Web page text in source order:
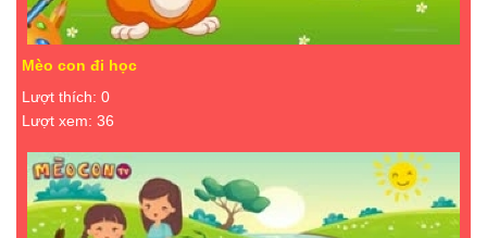
Mèo con đi học
Lượt thích: 0
Lượt xem: 36